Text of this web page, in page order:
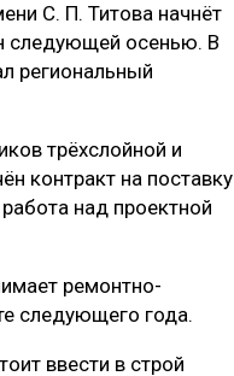
С. П. Титова начнёт
следующей осенью. В
региональный
трёхслойной и
контракт на поставку
над проектной
ремонтно-
следующего года.
ввести в строй